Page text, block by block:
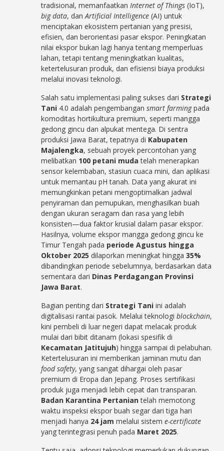
tradisional, memanfaatkanInternet of Things (IoT),
big data, danArtificial Intelligence (AI) untuk
menciptakan ekosistem pertanian yang presisi,
efisien, dan berorientasi pasar ekspor. Peningkatan
nilai ekspor bukan lagi hanya tentang memperluas
lahan, tetapi tentang meningkatkan kualitas,
ketertelusuran produk, dan efisiensi biaya produksi
melalui inovasi teknologi.
Salah satu implementasi paling sukses dari Strategi
Tani 4.0 adalah pengembangansmart farmingpada
komoditas hortikultura premium, seperti mangga
gedong gincu dan alpukat mentega. Di sentra
produksi Jawa Barat, tepatnya di Kabupaten
Majalengka, sebuah proyek percontohan yang
melibatkan 100 petani muda telah menerapkan
sensor kelembaban, stasiun cuaca mini, dan aplikasi
untuk memantau pH tanah. Data yang akurat ini
memungkinkan petani mengoptimalkan jadwal
penyiraman dan pemupukan, menghasilkan buah
dengan ukuran seragam dan rasa yang lebih
konsisten—dua faktor krusial dalam pasar ekspor.
Hasilnya, volume ekspor mangga gedong gincu ke
Timur Tengah pada periode Agustus hingga
Oktober 2025 dilaporkan meningkat hingga35%
dibandingkan periode sebelumnya, berdasarkan data
sementara dari Dinas Perdagangan Provinsi
Jawa Barat.
Bagian penting dari Strategi Tani ini adalah
digitalisasi rantai pasok. Melalui teknologiblockchain,
kini pembeli di luar negeri dapat melacak produk
mulai dari bibit ditanam (lokasi spesifik di
Kecamatan Jatitujuh) hingga sampai di pelabuhan.
Ketertelusuran ini memberikan jaminan mutu dan
food safety, yang sangat dihargai oleh pasar
premium di Eropa dan Jepang. Proses sertifikasi
produk juga menjadi lebih cepat dan transparan.
Badan Karantina Pertaniantelah memotong
waktu inspeksi ekspor buah segar dari tiga hari
menjadi hanya 24 jam melalui sisteme-certificate
yang terintegrasi penuh pada Maret 2025.